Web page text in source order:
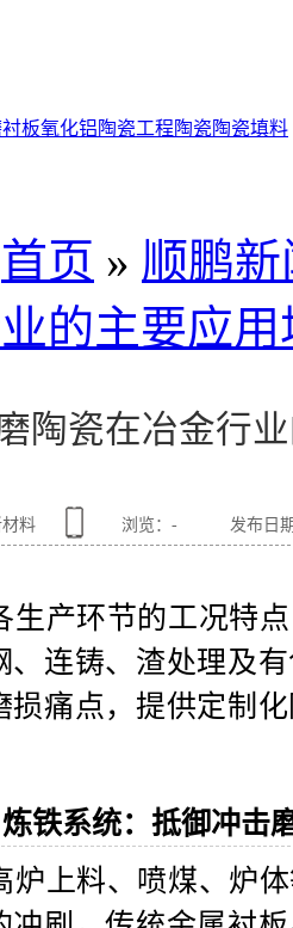
板氧化铝陶瓷工程陶瓷陶瓷填料
首页 » 顺鹏新
的主要应用
陶瓷在冶金行
料 浏览： - 发布日
生产环节的工况特
、连铸、渣处理及
损痛点，提供定制
炼铁系统：抵御冲击
炉上料、喷煤、炉